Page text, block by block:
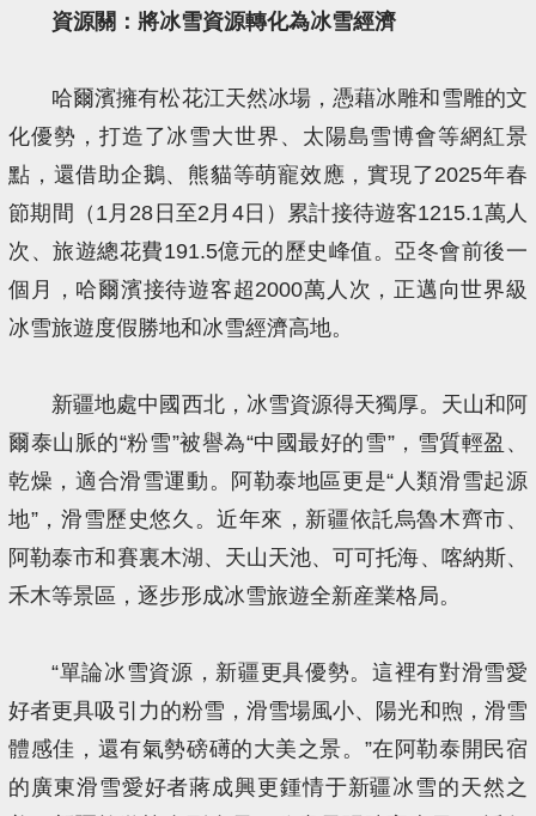
資源關：將冰雪資源轉化為冰雪經濟
哈爾濱擁有松花江天然冰場，憑藉冰雕和雪雕的文
化優勢，打造了冰雪大世界、太陽島雪博會等網紅景
點，還借助企鵝、熊貓等萌寵效應，實現了2025年春
節期間（1月28日至2月4日）累計接待遊客1215.1萬人
次、旅遊總花費191.5億元的歷史峰值。亞冬會前後一
個月，哈爾濱接待遊客超2000萬人次，正邁向世界級
冰雪旅遊度假勝地和冰雪經濟高地。
新疆地處中國西北，冰雪資源得天獨厚。天山和阿
爾泰山脈的“粉雪”被譽為“中國最好的雪”，雪質輕盈、
乾燥，適合滑雪運動。阿勒泰地區更是“人類滑雪起源
地”，滑雪歷史悠久。近年來，新疆依託烏魯木齊市、
阿勒泰市和賽裏木湖、天山天池、可可托海、喀納斯、
禾木等景區，逐步形成冰雪旅遊全新産業格局。
“單論冰雪資源，新疆更具優勢。這裡有對滑雪愛
好者更具吸引力的粉雪，滑雪場風小、陽光和煦，滑雪
體感佳，還有氣勢磅礡的大美之景。”在阿勒泰開民宿
的廣東滑雪愛好者蔣成興更鍾情于新疆冰雪的天然之